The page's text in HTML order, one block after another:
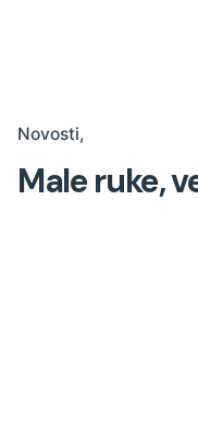
Novosti
Male ruke,